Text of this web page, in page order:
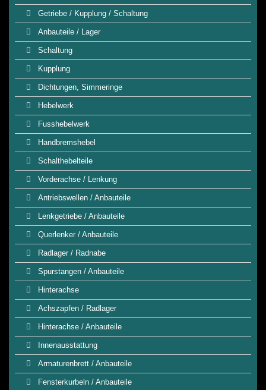
Getriebe / Kupplung / Schaltung
Anbauteile / Lager
Schaltung
Kupplung
Dichtungen, Simmeringe
Hebelwerk
Fusshebelwerk
Handbremshebel
Schalthebelteile
Vorderachse / Lenkung
Antriebswellen / Anbauteile
Lenkgetriebe / Anbauteile
Querlenker / Anbauteile
Radlager / Radnabe
Spurstangen / Anbauteile
Hinterachse
Achszapfen / Radlager
Hinterachse / Anbauteile
Innenausstattung
Armaturenbrett / Anbauteile
Fensterkurbeln / Anbauteile